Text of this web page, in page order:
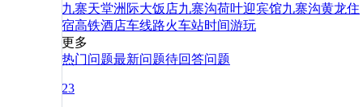
九寨天堂洲际大饭店九寨沟荷叶迎宾馆九寨沟黄龙住
宿高铁酒店车线路火车站时间游玩
更多
热门问题最新问题待回答问题
23